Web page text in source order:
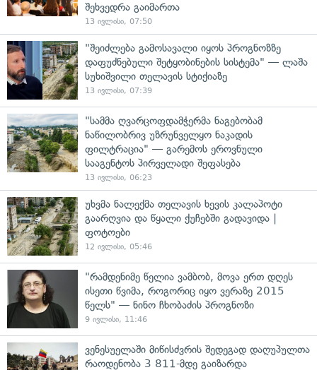
შეხვედრა გაიმართა
13 ივლისი, 07:50
"შეიძლება გამოსავალი იყოს პროგნოზზე
დაფუძნებული შეტყობინების სისტემა" — ლაშა
სუხიშვილი თელავის სტიქიაზე
13 ივლისი, 07:39
"სამმა ღვარცოფდამჭერმა ნაგებობამ
ნაწილობრივ უზრუნველყო ნაკადის
ფილტრაცია" — გარემოს ეროვნული
სააგენტოს პირველადი შეფასება
13 ივლისი, 06:23
უხვმა ნალექმა თელავის ხევის კალაპოტი
გაარღვია და წყალი ქუჩებში გადავიდა |
ფოტოები
12 ივლისი, 05:46
"რამდენიმე წელია ვამბობ, მოვა ერთ დღეს
ისეთი წვიმა, როგორიც იყო ვერაზე 2015
წელს" — ნინო ჩხობაძის პროგნოზი
9 ივლისი, 11:46
ვენესუელაში მიწისძვრის შედეგად დაღუპულთა
რაოდენობა 3 811-მდე გაიზარდა